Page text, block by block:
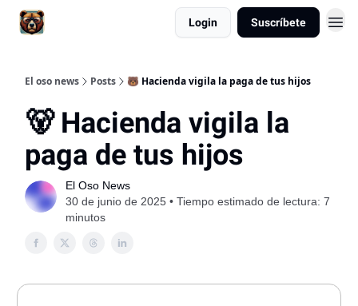
Login Suscríbete
El oso news Posts 🐻 Hacienda vigila la paga de tus hijos
🐻 Hacienda vigila la
paga de tus hijos
El Oso News
30 de junio de 2025 • Tiempo estimado de lectura: 7
minutos